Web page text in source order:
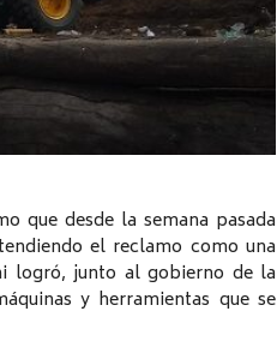
que desde la semana pasada
el reclamo como una
logró, junto al gobierno de la
y herramientas que se